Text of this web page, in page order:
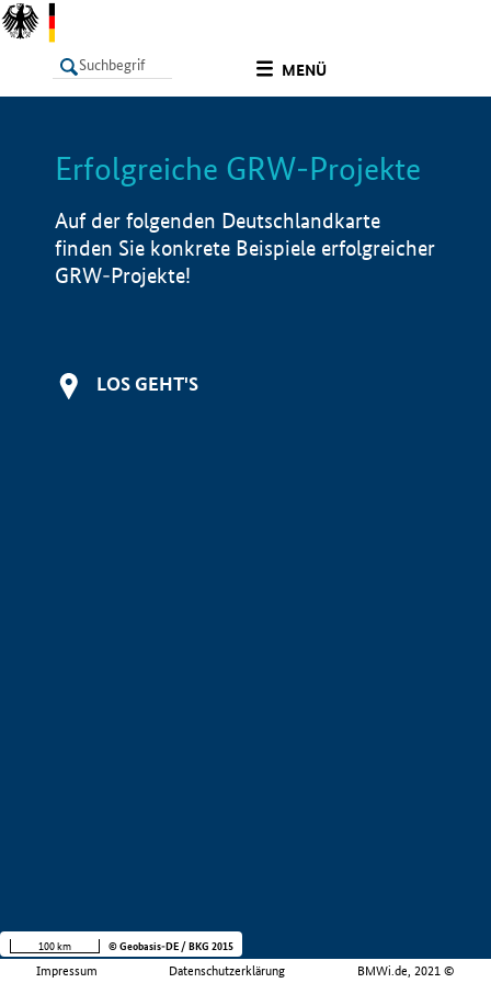
MENÜ
LISTE Info
Erfolgreiche GRW-Projekte
Auf der folgenden Deutschlandkarte
finden Sie konkrete Beispiele erfolgreicher
GRW-Projekte!
LOS GEHT'S
Impressum Datenschutzerklärung BMWi.de, 2021 ©
100 km © Geobasis-DE / BKG 2015